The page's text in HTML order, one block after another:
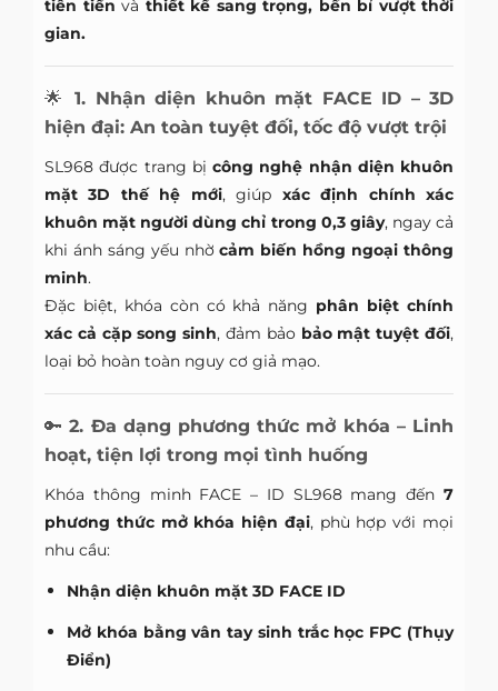
tiên tiến và thiết kế sang trọng, bền bỉ vượt thời
gian.
🌟 1. Nhận diện khuôn mặt FACE ID – 3D
hiện đại: An toàn tuyệt đối, tốc độ vượt trội
SL968 được trang bị công nghệ nhận diện khuôn
mặt 3D thế hệ mới, giúp xác định chính xác
khuôn mặt người dùng chỉ trong 0,3 giây, ngay cả
khi ánh sáng yếu nhờcảm biến hồng ngoại thông
minh.
Đặc biệt, khóa còn có khả năng phân biệt chính
xác cả cặp song sinh, đảm bảo bảo mật tuyệt đối,
loại bỏ hoàn toàn nguy cơ giả mạo.
🔑2. Đa dạng phương thức mở khóa – Linh
hoạt, tiện lợi trong mọi tình huống
Khóa thông minh FACE – ID SL968 mang đến 7
phương thức mở khóa hiện đại, phù hợp với mọi
nhu cầu:
Nhận diện khuôn mặt 3D FACE ID
Mở khóa bằng vân tay sinh trắc học FPC (Thụy
Điển)